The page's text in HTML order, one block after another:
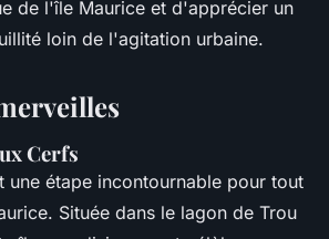
de l'île Maurice et d'apprécier un
loin de l'agitation urbaine.
Cerfs
une étape incontournable pour tout
Située dans le lagon de Trou